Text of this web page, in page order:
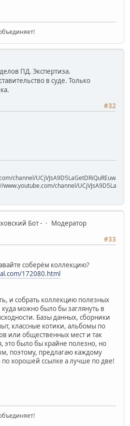
ПД. Экспертиза.
в суде. Только
#32
channel/UCjVJsA9D5LaGetDRiQuREuw/
channel/
Бот -
Модератор
#33
соберём коллекцию?
172080.html
и собрать коллекцию полезных
куда можно было бы заглянуть в
Базы данных, сборники
классные котики, альбомы по
или общественных мест и так
это было бы крайне полезно, но
поэтому, предлагаю каждому
хорошей ссылке а лучше по две!